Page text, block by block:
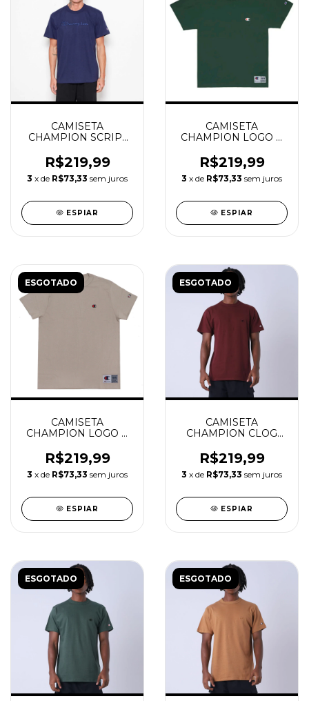
CAMISETA
CHAMPION SCRIPT
R$219,99
3 x de R$73,33 sem juros
ESPIAR
CAMISETA
CHAMPION LOGO C
GROUND GREEN
R$219,99
3 x de R$73,33 sem juros
ESPIAR
ESGOTADO
CAMISETA
CHAMPION LOGO C
AUTUMN BEIGE
R$219,99
3 x de R$73,33 sem juros
ESPIAR
ESGOTADO
CAMISETA
CHAMPION CLOG
R$219,99
3 x de R$73,33 sem juros
ESPIAR
ESGOTADO ESGOTADO